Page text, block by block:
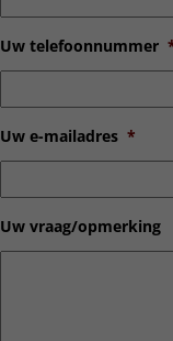
Uw telefoonnummer
Uw e-mailadres *
Uw vraag/opmerking